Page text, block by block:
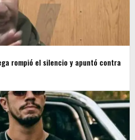
rompió el silencio y apuntó contra